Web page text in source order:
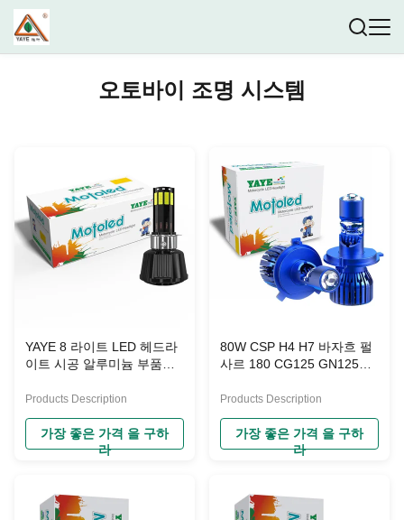
오토바이 조명 시스템
YAYE 8 라이트 LED 헤드라
이트 시공 알루미늄 부품과
Products Description
가장 좋은 가격 을 구하
라
80W CSP H4 H7 바자흐 펄
사르 180 CG125 GN125
클 전등 램프
Products Description
가장 좋은 가격 을 구하
라